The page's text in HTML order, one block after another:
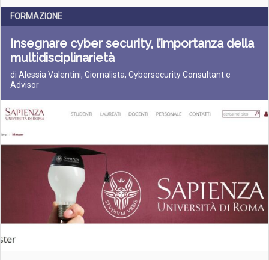
FORMAZIONE
Insegnare cyber security, l’importanza della
multidisciplinarietà
di Alessia Valentini, Giornalista, Cybersecurity Consultant e
Advisor